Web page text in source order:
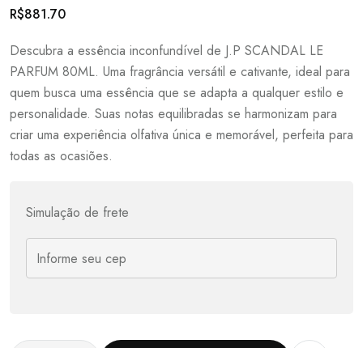
R$881.70
Descubra a essência inconfundível de J.P SCANDAL LE
PARFUM 80ML. Uma fragrância versátil e cativante, ideal para
quem busca uma essência que se adapta a qualquer estilo e
personalidade. Suas notas equilibradas se harmonizam para
criar uma experiência olfativa única e memorável, perfeita para
todas as ocasiões.
Simulação de frete